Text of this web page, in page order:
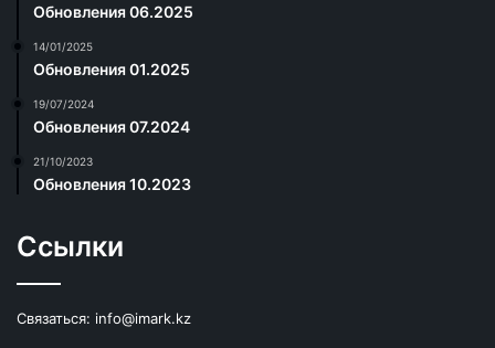
Обновления 06.2025
14/01/2025
Обновления 01.2025
19/07/2024
Обновления 07.2024
21/10/2023
Обновления 10.2023
Ссылки
Связаться: info@imark.kz